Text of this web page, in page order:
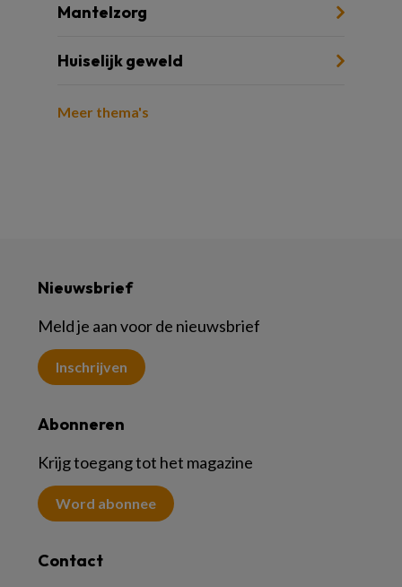
Mantelzorg
Huiselijk geweld
Meer thema's
Nieuwsbrief
Meld je aan voor de nieuwsbrief
Inschrijven
Abonneren
Krijg toegang tot het magazine
Word abonnee
Contact